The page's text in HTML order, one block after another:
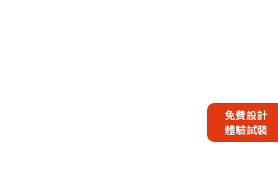
免費設計
體驗試裝